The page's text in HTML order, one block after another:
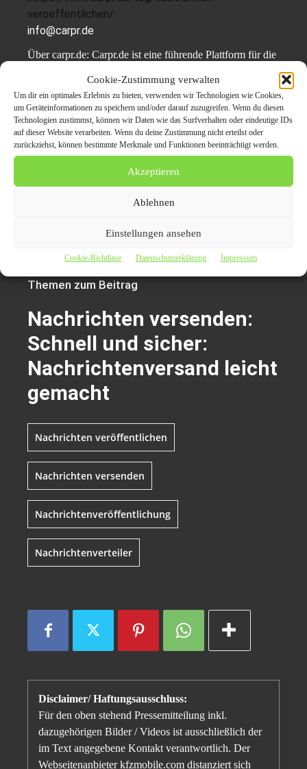
Cookie-Zustimmung verwalten
Um dir ein optimales Erlebnis zu bieten, verwenden wir Technologien wie Cookies,
um Geräteinformationen zu speichern und/oder darauf zuzugreifen. Wenn du diesen
Technologien zustimmst, können wir Daten wie das Surfverhalten oder eindeutige IDs
auf dieser Website verarbeiten. Wenn du deine Zustimmung nicht erteilst oder
zurückziehst, können bestimmte Merkmale und Funktionen beeinträchtigt werden.
Akzeptieren
Ablehnen
Einstellungen ansehen
Cookie-Richtlinie Datenschutzerklärung Impressum
veroeffentlichen/
info@carpr.de
Über carpr.de: Carpr.de ist eine führende Plattform für die
und Nachrichteninhalten. Das Unternehmen bietet einen
umfassenden Nachrichtenverteiler, der eine breite
Reichweite und Sichtbarkeit auf über 50 renommierten
Nachrichtenportalen gewährleistet. Carpr.de ist bestrebt,
Unternehmen und Organisationen dabei zu helfen, ihre
Nachrichten effizient zu verbreiten und ihre Zielgruppen
zu erreichen. Weitere Informationen finden Sie unter
Themen zum Beitrag
Nachrichten versenden:
Schnell und sicher:
Nachrichtenversand leicht
gemacht
Nachrichten veröffentlichen
Nachrichten versenden
Nachrichtenveröffentlichung
Nachrichtenverteiler
Disclaimer/ Haftungsausschluss:
Für den oben stehend Pressemitteilung inkl.
dazugehörigen Bilder / Videos ist ausschließlich der
im Text angegebene Kontakt verantwortlich. Der
Webseitenanbieter kfzmobile.com distanziert sich